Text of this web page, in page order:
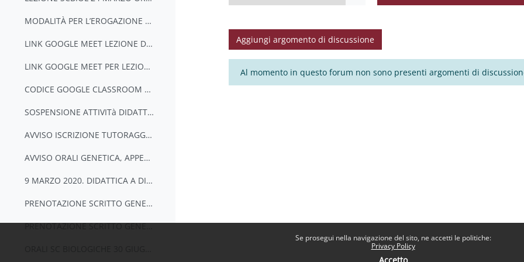
Se prosegui nella navigazione del sito, ne accetti le politiche:
Privacy Policy
MODALITÀ PER L’EROGAZIONE DI DIDATTICA A DISTANZA_CENCI
LINK GOOGLE MEET LEZIONE DEL 17_03_2020 ore 11.00
LINK GOOGLE MEET PER LEZIONE DEL 13 MAR 2020
CODICE GOOGLE CLASSROOM PER PPT AUDIOREGISTRATI
SOSPENSIONE ATTIVITà DIDATTICA E TUTORAGGIO 5-15 MARZO 2020
AVVISO ISCRIZIONE TUTORAGGIO STUDENTI, 5 MARZO 2020_(LILIANA)
AVVISO ORALI GENETICA, APPELLO DEL 18 FEBB 2020
9 MARZO 2020. DIDATTICA A DISTANZA (EMERGENZA COVID-19). AVVISO 1.
PRENOTAZIONE SCRITTO GENETICA 16 GIUGNO2020
PRENOTAZIONE SCRITTO GENETICA 17 GIUGNO 2020
Cerca nei forum
Aggiungi argomento di discussione
Al momento in questo forum non sono presenti argomenti di